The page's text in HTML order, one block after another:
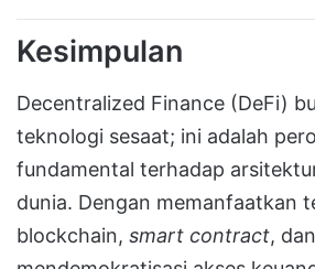
Kesimpulan
Decentralized Finance (DeFi)
teknologi sesaat; ini adalah
fundamental terhadap
dunia. Dengan memanfaatkan
blockchain, smart contract,